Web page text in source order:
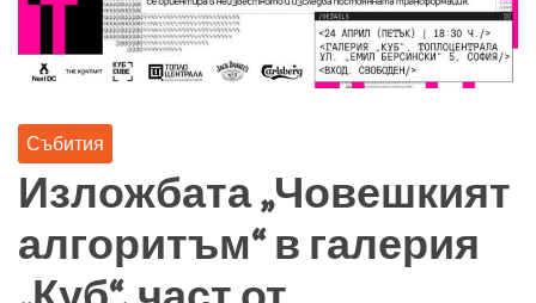
Събития
Изложбата „Човешкият
алгоритъм“ в галерия